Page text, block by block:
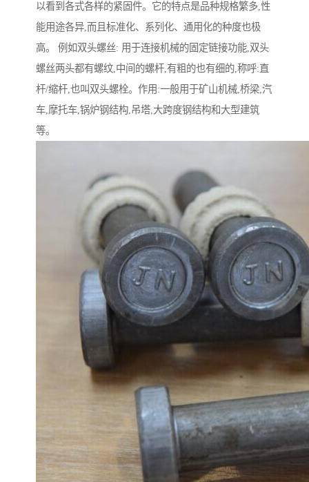
以看到各式各样的紧固件。它的特点是品种规格繁多,性
能用途各异,而且标准化、系列化、通用化的种度也极
高。 例如双头螺丝: 用于连接机械的固定链接功能,双头
螺丝两头都有螺纹,中间的螺杆,有粗的也有细的,称呼:直
杆/缩杆,也叫双头螺栓。作用:一般用于矿山机械,桥梁,汽
车,摩托车,锅炉钢结构,吊塔,大跨度钢结构和大型建筑
等。